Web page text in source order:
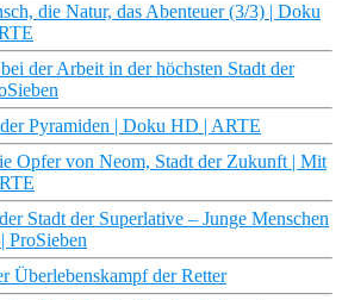
die Natur, das Abenteuer (3/3) | Doku
der Arbeit in der höchsten Stadt der
Pyramiden | Doku HD | ARTE
Opfer von Neom, Stadt der Zukunft | Mit
Stadt der Superlative – Junge Menschen
ProSieben
Überlebenskampf der Retter